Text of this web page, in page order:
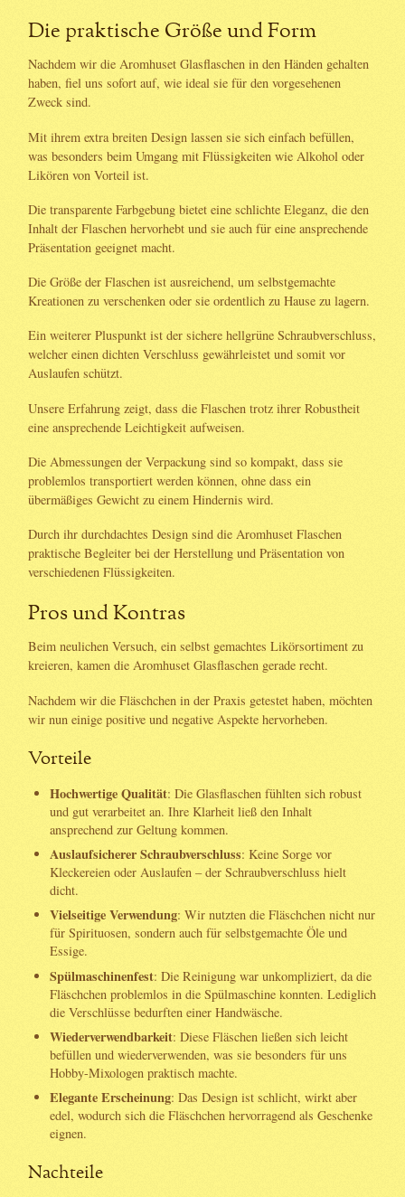
Die praktische Größe und Form
Nachdem wir die Aromhuset Glasflaschen in den Händen gehalten
haben, fiel uns sofort auf, wie ideal sie für den vorgesehenen
Zweck sind.
Mit ihrem extra breiten Design lassen sie sich einfach befüllen,
was besonders beim Umgang mit Flüssigkeiten wie Alkohol oder
Likören von Vorteil ist.
Die transparente Farbgebung bietet eine schlichte Eleganz, die den
Inhalt der Flaschen hervorhebt und sie auch für eine ansprechende
Präsentation geeignet macht.
Die Größe der Flaschen ist ausreichend, um selbstgemachte
Kreationen zu verschenken oder sie ordentlich zu Hause zu lagern.
Ein weiterer Pluspunkt ist der sichere hellgrüne Schraubverschluss,
welcher einen dichten Verschluss gewährleistet und somit vor
Auslaufen schützt.
Unsere Erfahrung zeigt, dass die Flaschen trotz ihrer Robustheit
eine ansprechende Leichtigkeit aufweisen.
Die Abmessungen der Verpackung sind so kompakt, dass sie
problemlos transportiert werden können, ohne dass ein
übermäßiges Gewicht zu einem Hindernis wird.
Durch ihr durchdachtes Design sind die Aromhuset Flaschen
praktische Begleiter bei der Herstellung und Präsentation von
verschiedenen Flüssigkeiten.
Pros und Kontras
Beim neulichen Versuch, ein selbst gemachtes Likörsortiment zu
kreieren, kamen die Aromhuset Glasflaschen gerade recht.
Nachdem wir die Fläschchen in der Praxis getestet haben, möchten
wir nun einige positive und negative Aspekte hervorheben.
Vorteile
Hochwertige Qualität: Die Glasflaschen fühlten sich robust
und gut verarbeitet an. Ihre Klarheit ließ den Inhalt
ansprechend zur Geltung kommen.
Auslaufsicherer Schraubverschluss: Keine Sorge vor
Kleckereien oder Auslaufen – der Schraubverschluss hielt
dicht.
Vielseitige Verwendung: Wir nutzten die Fläschchen nicht nur
für Spirituosen, sondern auch für selbstgemachte Öle und
Essige.
Spülmaschinenfest: Die Reinigung war unkompliziert, da die
Fläschchen problemlos in die Spülmaschine konnten. Lediglich
die Verschlüsse bedurften einer Handwäsche.
Wiederverwendbarkeit: Diese Fläschen ließen sich leicht
befüllen und wiederverwenden, was sie besonders für uns
Hobby-Mixologen praktisch machte.
Elegante Erscheinung: Das Design ist schlicht, wirkt aber
edel, wodurch sich die Fläschchen hervorragend als Geschenke
eignen.
Nachteile